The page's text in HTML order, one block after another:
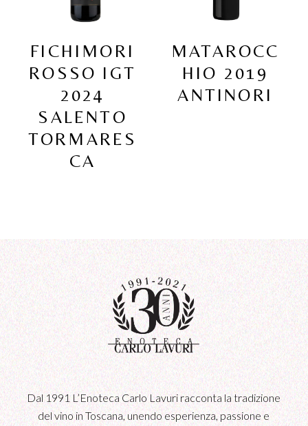
FICHIMORI
ROSSO IGT
2024
SALENTO
TORMARES
CA
MATAROCC
HIO 2019
ANTINORI
Dal 1991 L’Enoteca Carlo Lavuri racconta la tradizione
del vino in Toscana, unendo esperienza, passione e